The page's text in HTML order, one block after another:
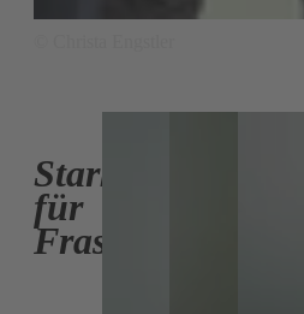
Stark
für
Frastanz